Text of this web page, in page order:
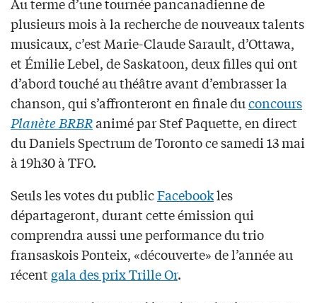
plusieurs mois à la recherche de nouveaux talents
musicaux, c’est Marie-Claude Sarault, d’Ottawa,
et Émilie Lebel, de Saskatoon, deux filles qui ont
d’abord touché au théâtre avant d’embrasser la
chanson, qui s’affronteront en finale duconcours
Planète BRBRanimé par Stef Paquette, en direct
du Daniels Spectrum de Toronto ce samedi 13 mai
à 19h30 à TFO.
Seuls les votes du publicFacebookles
départageront, durant cette émission qui
comprendra aussi une performance du trio
fransaskois Ponteix, «découverte» de l’année au
récentgala des prix Trille Or.